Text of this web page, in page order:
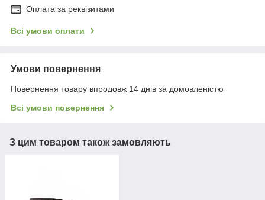
Оплата за реквізитами
Всі умови оплати
Умови повернення
Повернення товару впродовж 14 днів за домовленістю
Всі умови повернення
З цим товаром також замовляють